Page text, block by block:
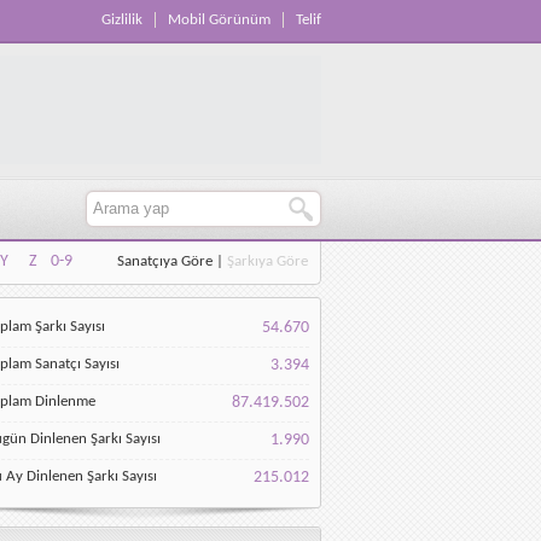
Gizlilik Mobil Görünüm Telif
Y Z
0-9
Y Z 0-9
Sanatçıya Göre Şarkıya Göre
Şarkı Sayısı 54.670
Sanatçı Sayısı 3.394
Dinlenme 87.419.502
Dinlenen Şarkı Sayısı 1.990
Ay Dinlenen Şarkı Sayısı 215.012